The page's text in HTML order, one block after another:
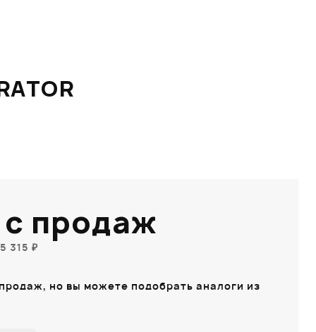
продаж
315 ₽
но вы можете подобрать аналоги из